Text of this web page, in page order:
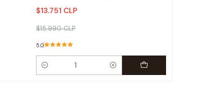
$13.751 CLP
$15.990 CLP
5.0
Cantidad